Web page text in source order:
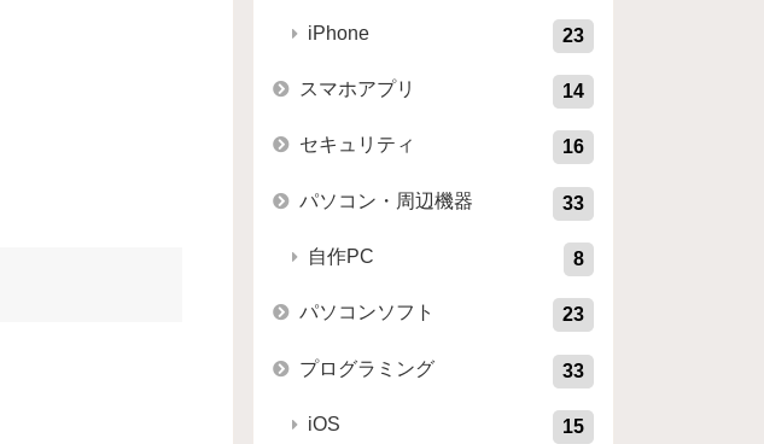
iPhone 23
スマホアプリ 14
セキュリティ 16
パソコン・周辺機器 33
自作PC 8
パソコンソフト 23
プログラミング 33
iOS 15